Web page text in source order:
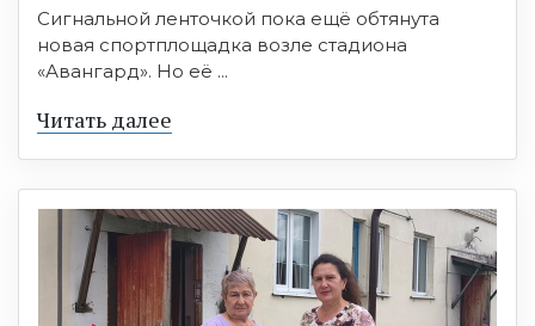
Сигнальной ленточкой пока ещё обтянута
новая спортплощадка возле стадиона
«Авангард». Но её ...
Читать далее